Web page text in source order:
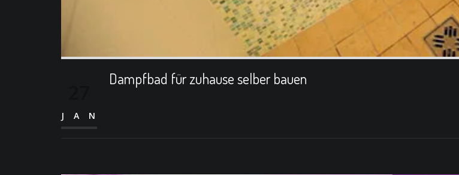
JAN
Dampfbad für zuhause selber bauen